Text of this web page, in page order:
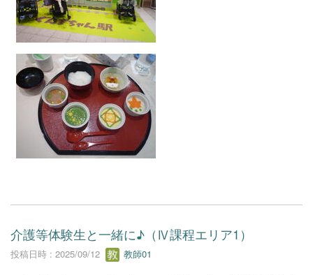
介護等体験生と一緒に♪（Ⅳ課程エリア1）
投稿日時 : 2025/09/12 教師01